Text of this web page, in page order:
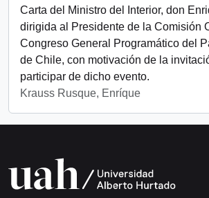
Carta del Ministro del Interior, don
dirigida al Presidente de la Comisión
Congreso General Programático del
de Chile, con motivación de la
participar de dicho evento.
Krauss Rusque, Enríque